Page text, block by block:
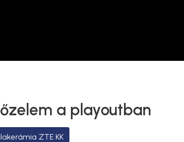
a playoutban
ZTE KK